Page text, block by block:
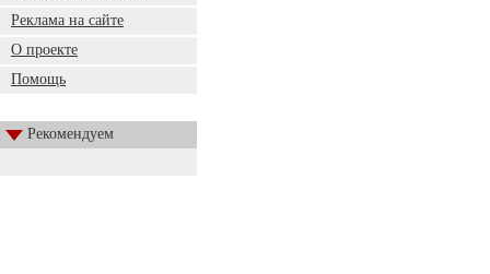
Реклама на сайте
О проекте
Помощь
Рекомендуем